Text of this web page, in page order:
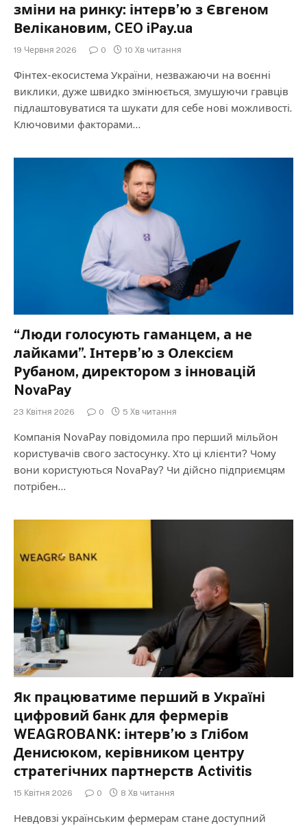
зміни на ринку: інтерв’ю з Євгеном
Велікановим, CEO iPay.ua
19 Червня 2026 0 10 Хв читання
Фінтех-екосистема України, незважаючи на воєнні
виклики, дуже швидко змінюється, змушуючи гравців
підлаштовуватися та шукати для себе нові можливості.
Ключовими факторами…
“Люди голосують гаманцем, а не
лайками”. Інтерв’ю з Олексієм
Рубаном, директором з інновацій
NovaPay
23 Квітня 2026 0 5 Хв читання
Компанія NovaPay повідомила про перший мільйон
користувачів свого застосунку. Хто ці клієнти? Чому
вони користуються NovaPay? Чи дійсно підприємцям
потрібен…
Як працюватиме перший в Україні
цифровий банк для фермерів
WEAGROBANK: інтерв’ю з Глібом
Денисюком, керівником центру
стратегічних партнерств Activitis
15 Квітня 2026 0 8 Хв читання
Невдовзі українським фермерам стане доступний